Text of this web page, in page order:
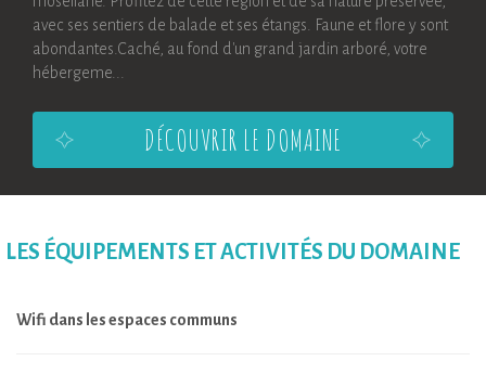
avec ses sentiers de balade et ses étangs. Faune et flore y sont
abondantes.Caché, au fond d'un grand jardin arboré, votre
hébergeme...
DÉCOUVRIR LE DOMAINE
LES ÉQUIPEMENTS ET ACTIVITÉS DU DOMAINE
Wifi dans les espaces communs